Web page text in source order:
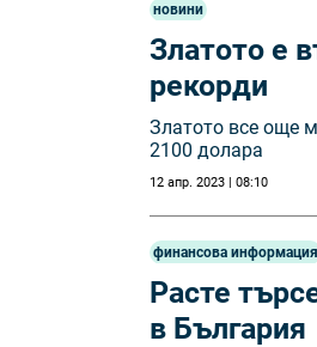
новини
Златото е
рекорди
Златото все още
2100 долара
12 апр. 2023 | 08:10
финансова информация
Расте
в България